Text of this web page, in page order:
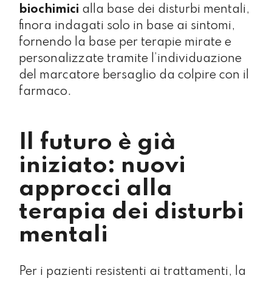
biochimici alla base dei disturbi mentali,
finora indagati solo in base ai sintomi,
fornendo la base per terapie mirate e
personalizzate tramite l’individuazione
del marcatore bersaglio da colpire con il
farmaco.
Il futuro è già
iniziato: nuovi
approcci alla
terapia dei disturbi
mentali
Per i pazienti resistenti ai trattamenti, la